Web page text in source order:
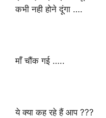
कभी नही होने दूंगा ….
माँ चौंक गई …..
ये क्या कह रहे हैं आप ???